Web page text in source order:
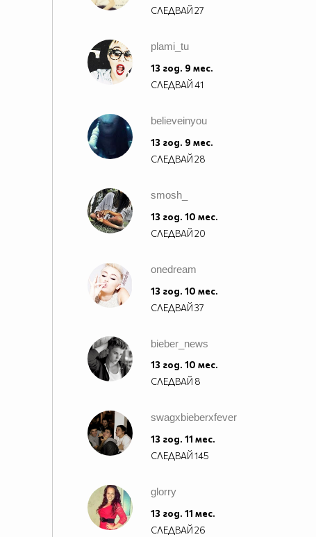
СЛЕДВАЙ27
plami_tu
13 год. 9 мес.
СЛЕДВАЙ41
believeinyou
13 год. 9 мес.
СЛЕДВАЙ28
smosh_
13 год. 10 мес.
СЛЕДВАЙ20
onedream
13 год. 10 мес.
СЛЕДВАЙ37
bieber_news
13 год. 10 мес.
СЛЕДВАЙ 8
swagxbieberxfever
13 год. 11 мес.
СЛЕДВАЙ145
glorry
13 год. 11 мес.
СЛЕДВАЙ26